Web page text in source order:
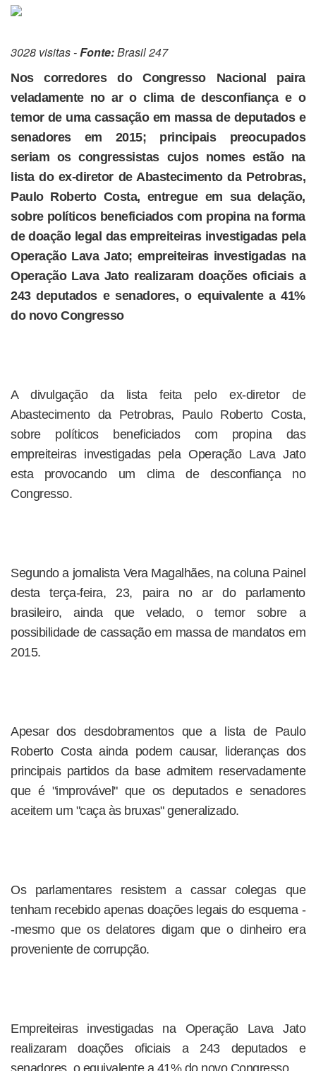
3028 visitas -Fonte:Brasil 247
Nos corredores do Congresso Nacional paira
veladamente no ar o clima de desconfiança e o
temor de uma cassação em massa de deputados e
senadores em 2015; principais preocupados
seriam os congressistas cujos nomes estão na
lista do ex-diretor de Abastecimento da Petrobras,
Paulo Roberto Costa, entregue em sua delação,
sobre políticos beneficiados com propina na forma
de doação legal das empreiteiras investigadas pela
Operação Lava Jato; empreiteiras investigadas na
Operação Lava Jato realizaram doações oficiais a
243 deputados e senadores, o equivalente a 41%
do novo Congresso
A divulgação da lista feita pelo ex-diretor de
Abastecimento da Petrobras, Paulo Roberto Costa,
sobre políticos beneficiados com propina das
empreiteiras investigadas pela Operação Lava Jato
esta provocando um clima de desconfiança no
Congresso.
Segundo a jornalista Vera Magalhães, na coluna Painel
desta terça-feira, 23, paira no ar do parlamento
brasileiro, ainda que velado, o temor sobre a
possibilidade de cassação em massa de mandatos em
2015.
Apesar dos desdobramentos que a lista de Paulo
Roberto Costa ainda podem causar, lideranças dos
principais partidos da base admitem reservadamente
que é "improvável" que os deputados e senadores
aceitem um "caça às bruxas" generalizado.
Os parlamentares resistem a cassar colegas que
tenham recebido apenas doações legais do esquema -
-mesmo que os delatores digam que o dinheiro era
proveniente de corrupção.
Empreiteiras investigadas na Operação Lava Jato
realizaram doações oficiais a 243 deputados e
senadores, o equivalente a 41% do novo Congresso.